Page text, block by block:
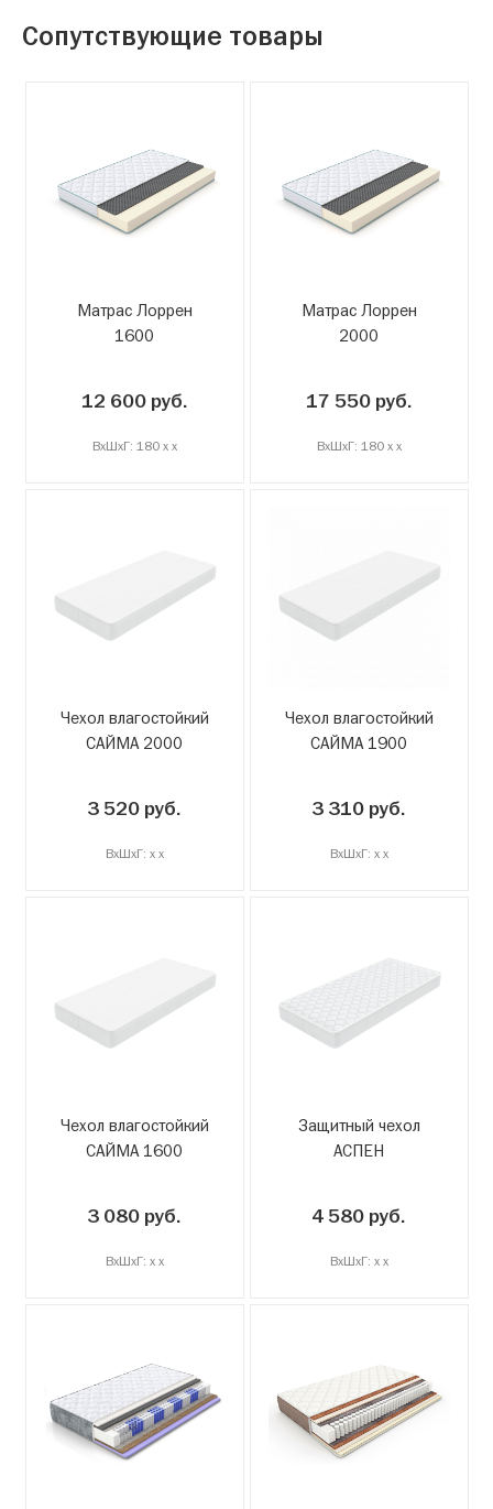
Сопутствующие товары
Матрас Лоррен
1600
12 600 руб.
ВxШxГ: 180 x x
Матрас Лоррен
2000
17 550 руб.
ВxШxГ: 180 x x
Чехол влагостойкий
САЙМА 2000
3 520 руб.
ВxШxГ: x x
Чехол влагостойкий
САЙМА 1900
3 310 руб.
ВxШxГ: x x
Чехол влагостойкий
САЙМА 1600
3 080 руб.
ВxШxГ: x x
Защитный чехол
АСПЕН
4 580 руб.
ВxШxГ: x x